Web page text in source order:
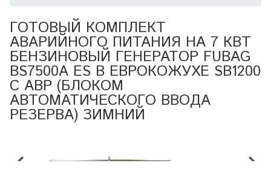
ГОТОВЫЙ КОМПЛЕКТ
АВАРИЙНОГО ПИТАНИЯ НА 7 КВТ
БЕНЗИНОВЫЙ ГЕНЕРАТОР FUBAG
BS7500A ES В ЕВРОКОЖУХЕ SB1200
С АВР (БЛОКОМ
АВТОМАТИЧЕСКОГО ВВОДА
РЕЗЕРВА) ЗИМНИЙ